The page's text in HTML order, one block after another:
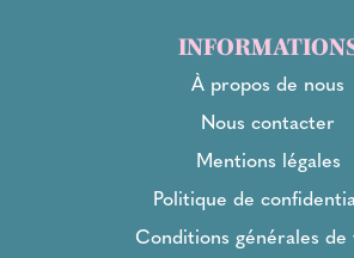
À propos de nous
Nous contacter
Mentions légales
Politique de
Conditions générales de